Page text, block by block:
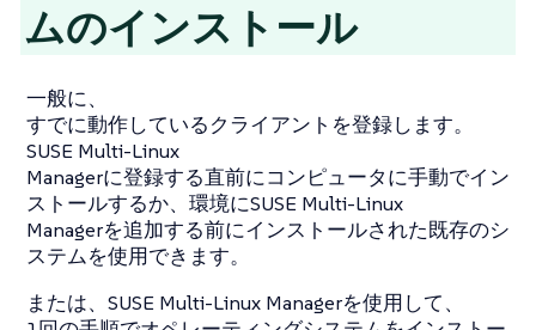
ムのインストール
一般に、
すでに動作しているクライアントを登録します。
SUSE Multi-Linux
Managerに登録する直前にコンピュータに手動でイン
ストールするか、環境にSUSE Multi-Linux
Managerを追加する前にインストールされた既存のシ
ステムを使用できます。
または、SUSE Multi-Linux Managerを使用して、